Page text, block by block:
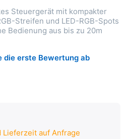
Steuergerät mit kompakter
Streifen und LED-RGB-Spots
Bedienung aus bis zu 20m
die erste Bewertung ab
Lieferzeit auf Anfrage